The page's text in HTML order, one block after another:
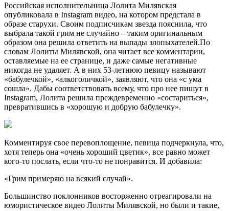
Российская исполнительница Лолита Милявская
опубликовала в Instagram видео, на котором предстала в
образе старухи. Своим подписчикам звезда пояснила, что
выбрала такой грим не случайно – таким оригинальным
образом она решила ответить на выпады злопыхателей.По
словам Лолиты Милявской, она читает все комментарии,
оставляемые на ее странице, и даже самые негативные
никогда не удаляет. А в них 53-летнюю певицу называют
«бабулечкой», «алкоголичкой», заявляют, что она «с ума
сошла». Дабы соответствовать всему, что про нее пишут в
Instagram, Лолита решила преждевременно «состариться»,
превратившись в «хорошую и добрую бабулечку».
Комментируя свое перевоплощение, певица подчеркнула, что,
хотя теперь она «очень хороший цветик», все равно может
кого-то послать, если что-то не понравится. И добавила:
«Грим примеряю на всякий случай».
Большинство поклонников восторженно отреагировали на
юмористическое видео Лолиты Милявской, но были и такие,